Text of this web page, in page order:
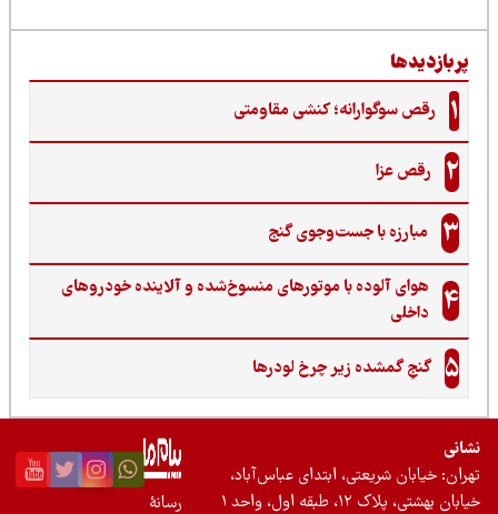
رقص سوگوارانه؛ کنشی مقاومتی
رقص عزا
مبارزه با جست‌وجوی گنج‌
هوای آلوده با موتورهای منسوخ‌شده و آلاینده خودروهای
داخلی
گنجِ گمشده زیر چرخ لودرها
خیابان شریعتی، ابتدای عباس‌آباد،
بهشتی، پلاک ۱۲، طبقه اول، واحد ۱